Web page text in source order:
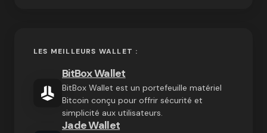
LES MEILLEURS WALLET :
BitBox Wallet
BitBox Wallet est un portefeuille matériel
Bitcoin conçu pour offrir sécurité et
simplicité aux utilisateurs.
Jade Wallet